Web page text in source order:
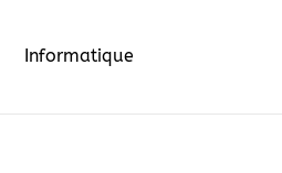
Informatique